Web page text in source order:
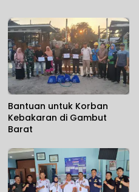
Bantuan untuk Korban
Kebakaran di Gambut
Barat